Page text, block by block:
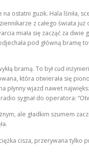
ostatni guzik. Hala lśniła,
z całego świata
miała się zacząć za dwie
pod główną bramę
bramą. To był cud
która otwierała się
płynny wjazd nawet
sygnał do operatora:
ale gładkim szumem
cisza, przerywana tylko